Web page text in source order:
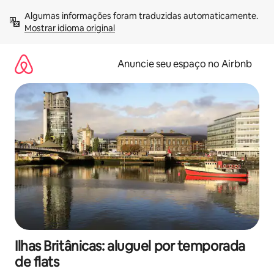
para
Mostrar idioma original
Anuncie seu espaço no Airbnb
Ilhas Britânicas: aluguel por temporada
de flats